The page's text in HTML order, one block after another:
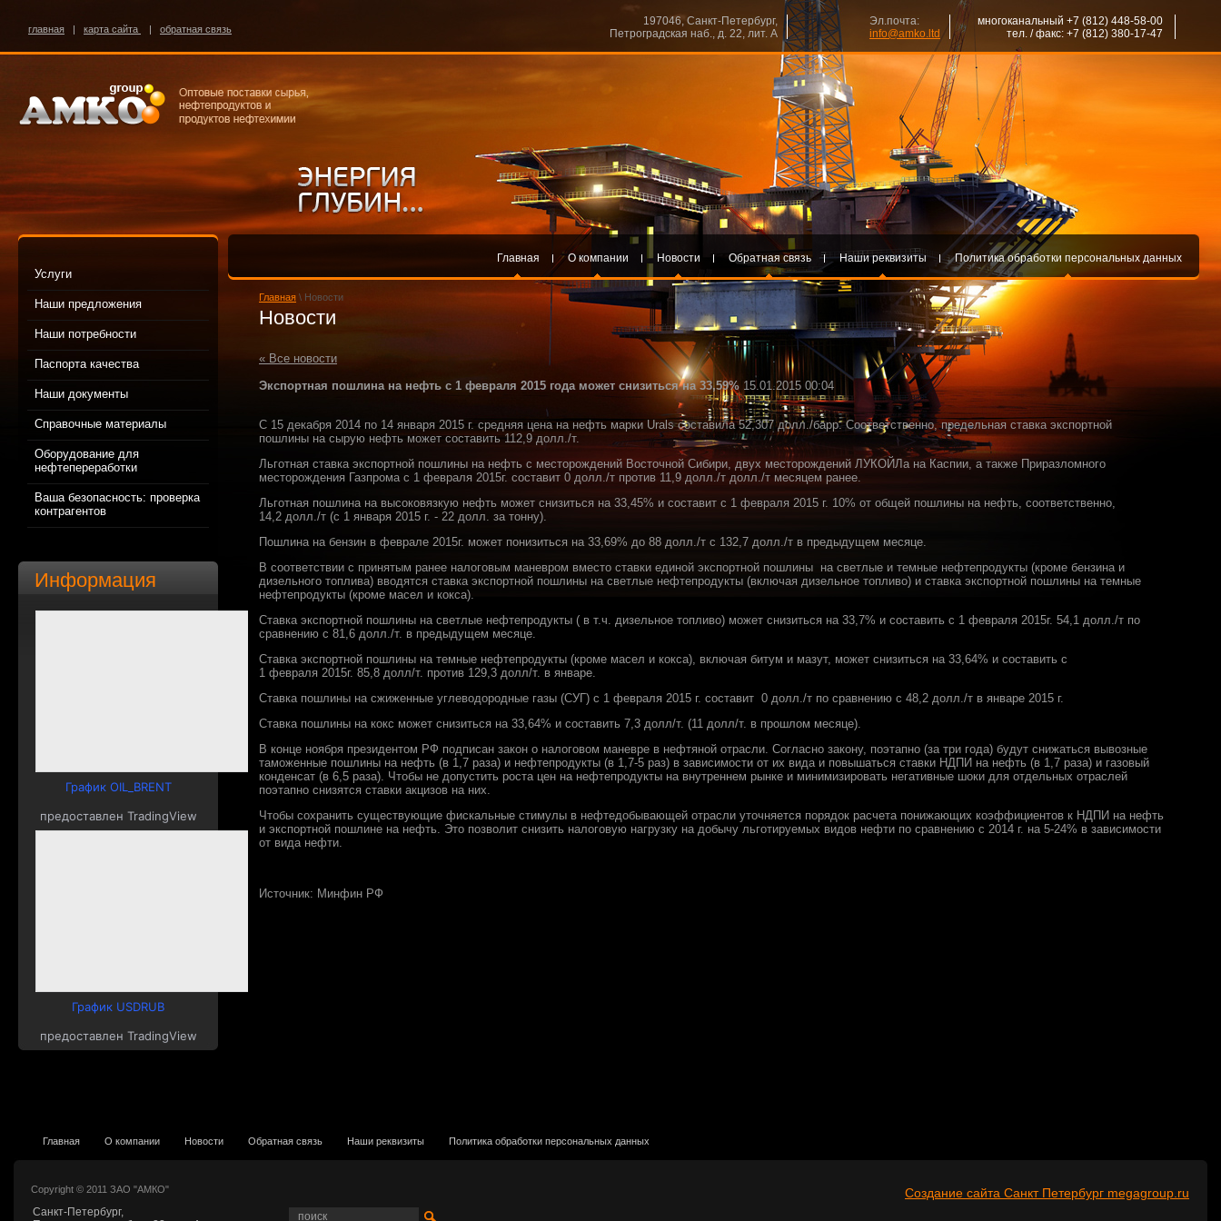
главная | карта сайта | обратная связь
197046, Санкт-Петербург,
Петроградская наб., д. 22, лит. А
Эл.почта:
info@amko.ltd
многоканальный +7 (812) 448-58-00
тел. / факс: +7 (812) 380-17-47
Услуги
Наши предложения
Наши потребности
Паспорта качества
Наши документы
Справочные материалы
Оборудование для
нефтепереработки
Ваша безопасность: проверка
контрагентов
Информация
График OIL_BRENT
предоставлен TradingView
График USDRUB
предоставлен TradingView
Главная О компании Новости Обратная связь Наши реквизиты Политика обработки персональных данных
Главная \ Новости
Новости
« Все новости
Экспортная пошлина на нефть с 1 февраля 2015 года может снизиться на 33,59% 15.01.2015 00:04
С 15 декабря 2014 по 14 января 2015 г. средняя цена на нефть марки Urals составила 52,307 долл./барр. Соответственно, предельная ставка экспортной
пошлины на сырую нефть может составить 112,9 долл./т.
Льготная ставка экспортной пошлины на нефть с месторождений Восточной Сибири, двух месторождений ЛУКОЙЛа на Каспии, а также Приразломного
месторождения Газпрома с 1 февраля 2015г. составит 0 долл./т против 11,9 долл./т долл./т месяцем ранее.
Льготная пошлина на высоковязкую нефть может снизиться на 33,45% и составит с 1 февраля 2015 г. 10% от общей пошлины на нефть, соответственно,
14,2 долл./т (с 1 января 2015 г. - 22 долл. за тонну).
Пошлина на бензин в феврале 2015г. может понизиться на 33,69% до 88 долл./т с 132,7 долл./т в предыдущем месяце.
В соответствии с принятым ранее налоговым маневром вместо ставки единой экспортной пошлины на светлые и темные нефтепродукты (кроме бензина и
дизельного топлива) вводятся ставка экспортной пошлины на светлые нефтепродукты (включая дизельное топливо) и ставка экспортной пошлины на темные
нефтепродукты (кроме масел и кокса).
Ставка экспортной пошлины на светлые нефтепродукты ( в т.ч. дизельное топливо) может снизиться на 33,7% и составить с 1 февраля 2015г. 54,1 долл./т по
сравнению с 81,6 долл./т. в предыдущем месяце.
Ставка экспортной пошлины на темные нефтепродукты (кроме масел и кокса), включая битум и мазут, может снизиться на 33,64% и составить с
1 февраля 2015г. 85,8 долл/т. против 129,3 долл/т. в январе.
Ставка пошлины на сжиженные углеводородные газы (СУГ) с 1 февраля 2015 г. составит 0 долл./т по сравнению с 48,2 долл./т в январе 2015 г.
Ставка пошлины на кокс может снизиться на 33,64% и составить 7,3 долл/т. (11 долл/т. в прошлом месяце).
В конце ноября президентом РФ подписан закон о налоговом маневре в нефтяной отрасли. Согласно закону, поэтапно (за три года) будут снижаться вывозные
таможенные пошлины на нефть (в 1,7 раза) и нефтепродукты (в 1,7-5 раз) в зависимости от их вида и повышаться ставки НДПИ на нефть (в 1,7 раза) и газовый
конденсат (в 6,5 раза). Чтобы не допустить роста цен на нефтепродукты на внутреннем рынке и минимизировать негативные шоки для отдельных отраслей
поэтапно снизятся ставки акцизов на них.
Чтобы сохранить существующие фискальные стимулы в нефтедобывающей отрасли уточняется порядок расчета понижающих коэффициентов к НДПИ на нефть
и экспортной пошлине на нефть. Это позволит снизить налоговую нагрузку на добычу льготируемых видов нефти по сравнению с 2014 г. на 5-24% в зависимости
от вида нефти.
Источник: Минфин РФ
Главная О компании Новости Обратная связь Наши реквизиты Политика обработки персональных данных
Создание сайта Санкт Петербург megagroup.ru
Санкт-Петербург,
Copyright © 2011 ЗАО "АМКО"